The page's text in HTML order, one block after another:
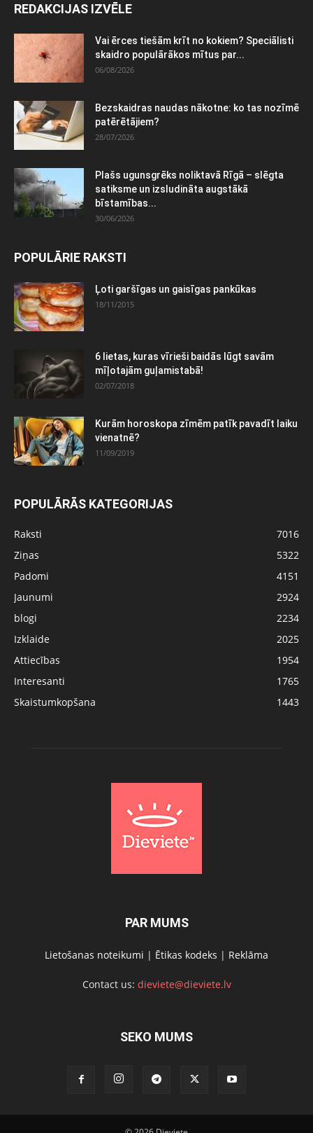
REDAKCIJAS IZVĒLE
Vai ērces tiešām krīt no kokiem? Speciālisti
skaidro populārākos mītus par...
06/08/2026
Bezskaidras naudas nākotne: ko tas nozīmē
patērētājiem?
28/07/2026
Plašs ugunsgrēks noliktavā Rīgā – slēgta
satiksme un izsludināta augstākā
bīstamības...
30/06/2026
POPULĀRIE RAKSTI
Ļoti garšīgas un gaisīgas pankūkas
18/11/2015
6 lietas, kuras vīrieši baidās lūgt savām
mīļotajām guļamistabā!
02/07/2018
Kurām horoskopa zīmēm patīk pavadīt laiku
vienatnē?
11/09/2019
POPULĀRĀS KATEGORIJAS
Raksti
7016
Ziņas
5322
Padomi
4151
Jaunumi
2924
blogi
2234
Izklaide
2025
Attiecības
1954
Interesanti
1765
Skaistumkopšana
1443
PAR MUMS
Lietošanas noteikumi | Ētikas kodeks | Reklāma
Contact us: dieviete@dieviete.lv
SEKO MUMS